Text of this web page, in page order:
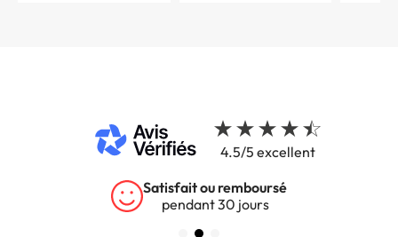
4.5/5 excellent
Satisfait ou remboursé
pendant 30 jours